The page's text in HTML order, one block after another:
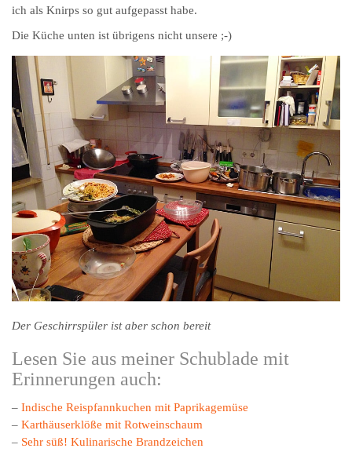
ich als Knirps so gut aufgepasst habe.
Die Küche unten ist übrigens nicht unsere ;-)
Der Geschirrspüler ist aber schon bereit
Lesen Sie aus meiner Schublade mit
Erinnerungen auch:
– Indische Reispfannkuchen mit Paprikagemüse
– Karthäuserklöße mit Rotweinschaum
– Sehr süß! Kulinarische Brandzeichen